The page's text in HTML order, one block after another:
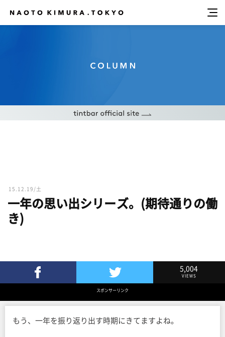
15.12.19/土
一年の思い出シリーズ。(期待通りの働
き)
Twitterでツイート
5,004
VIEWS
スポンサーリンク
もう、一年を振り返り出す時期にきてますよね。